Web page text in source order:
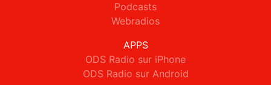
Podcasts
Webradios
APPS
ODS Radio sur iPhone
ODS Radio sur Android